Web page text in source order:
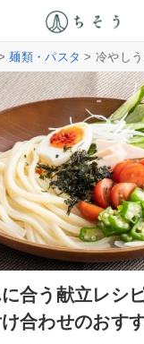
麺類・パスタ > 冷やし
合う献立レシ
合わせのおす